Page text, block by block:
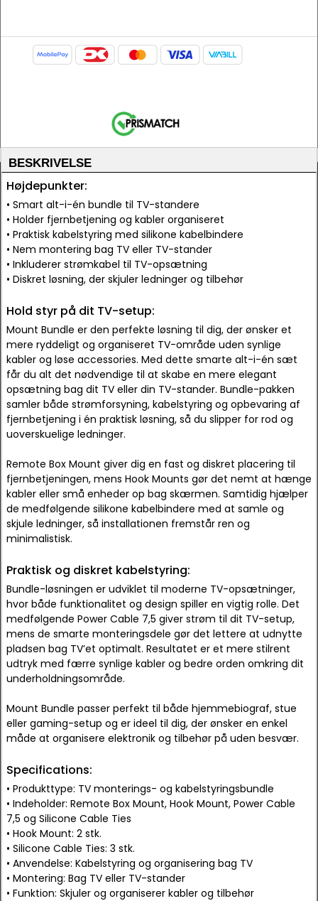
BESKRIVELSE
Højdepunkter:
• Smart alt-i-én bundle til TV-standere
• Holder fjernbetjening og kabler organiseret
• Praktisk kabelstyring med silikone kabelbindere
• Nem montering bag TV eller TV-stander
• Inkluderer strømkabel til TV-opsætning
• Diskret løsning, der skjuler ledninger og tilbehør
Hold styr på dit TV-setup:
Mount Bundle er den perfekte løsning til dig, der ønsker et
mere ryddeligt og organiseret TV-område uden synlige
kabler og løse accessories. Med dette smarte alt-i-én sæt
får du alt det nødvendige til at skabe en mere elegant
opsætning bag dit TV eller din TV-stander. Bundle-pakken
samler både strømforsyning, kabelstyring og opbevaring af
fjernbetjening i én praktisk løsning, så du slipper for rod og
uoverskuelige ledninger.
Remote Box Mount giver dig en fast og diskret placering til
fjernbetjeningen, mens Hook Mounts gør det nemt at hænge
kabler eller små enheder op bag skærmen. Samtidig hjælper
de medfølgende silikone kabelbindere med at samle og
skjule ledninger, så installationen fremstår ren og
minimalistisk.
Praktisk og diskret kabelstyring:
Bundle-løsningen er udviklet til moderne TV-opsætninger,
hvor både funktionalitet og design spiller en vigtig rolle. Det
medfølgende Power Cable 7,5 giver strøm til dit TV-setup,
mens de smarte monteringsdele gør det lettere at udnytte
pladsen bag TV’et optimalt. Resultatet er et mere stilrent
udtryk med færre synlige kabler og bedre orden omkring dit
underholdningsområde.
Mount Bundle passer perfekt til både hjemmebiograf, stue
eller gaming-setup og er ideel til dig, der ønsker en enkel
måde at organisere elektronik og tilbehør på uden besvær.
Specifications:
• Produkttype: TV monterings- og kabelstyringsbundle
• Indeholder: Remote Box Mount, Hook Mount, Power Cable
7,5 og Silicone Cable Ties
• Hook Mount: 2 stk.
• Silicone Cable Ties: 3 stk.
• Anvendelse: Kabelstyring og organisering bag TV
• Montering: Bag TV eller TV-stander
• Funktion: Skjuler og organiserer kabler og tilbehør